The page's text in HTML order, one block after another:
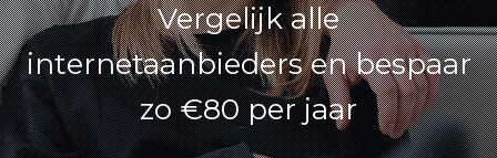
Vergelijk alle
internetaanbieders en bespaar
zo €80 per jaar